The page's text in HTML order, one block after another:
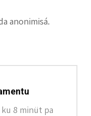
anonimisá.
8 minüt pa